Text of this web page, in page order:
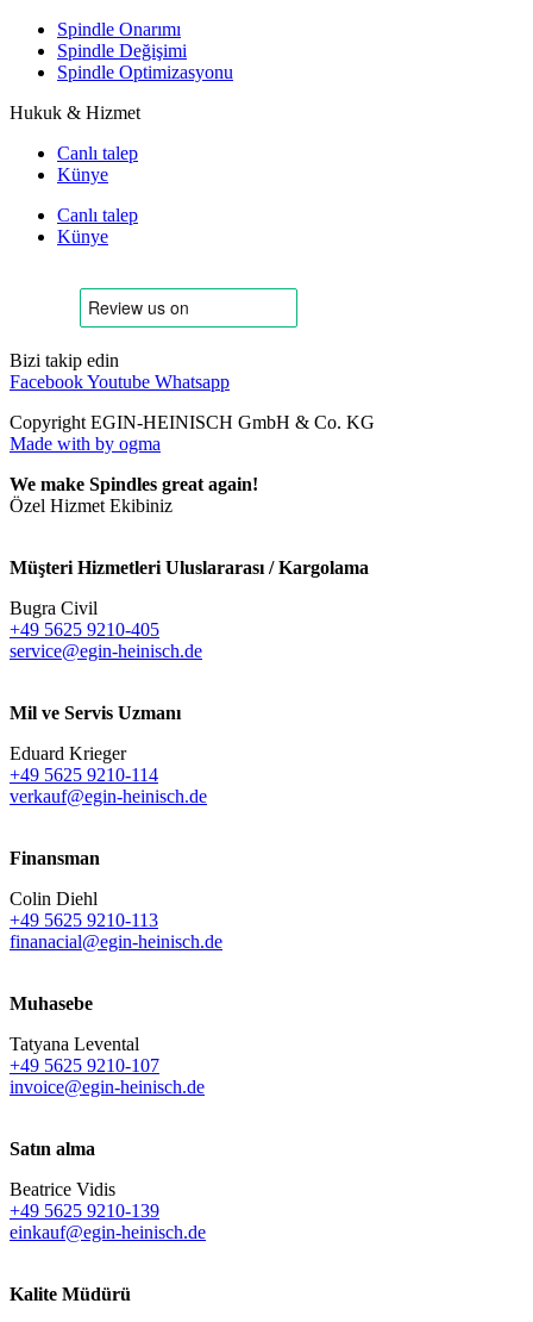
Spindle Onarımı
Spindle Değişimi
Spindle Optimizasyonu
Hukuk & Hizmet
Canlı talep
Künye
Canlı talep
Künye
Bizi takip edin
FacebookYoutube Whatsapp
Copyright EGIN-HEINISCH GmbH & Co. KG
Made with by ogma
We make Spindles great again!
Özel Hizmet Ekibiniz
Müşteri Hizmetleri Uluslararası / Kargolama
Bugra Civil
+49 5625 9210-405
service@egin-heinisch.de
Mil ve Servis Uzmanı
Eduard Krieger
+49 5625 9210-114
verkauf@egin-heinisch.de
Finansman
Colin Diehl
+49 5625 9210-113
finanacial@egin-heinisch.de
Muhasebe
Tatyana Levental
+49 5625 9210-107
invoice@egin-heinisch.de
Satın alma
Beatrice Vidis
+49 5625 9210-139
einkauf@egin-heinisch.de
Kalite Müdürü